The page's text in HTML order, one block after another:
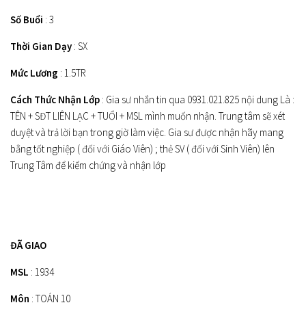
Số Buổi : 3
Thời Gian Dạy : SX
Mức Lương : 1.5TR
Cách Thức Nhận Lớp : Gia sư nhắn tin qua 0931.021.825 nội dung Là :
TÊN + SĐT LIÊN LẠC + TUỔI + MSL mình muốn nhận. Trung tâm sẽ xét
duyệt và trả lời bạn trong giờ làm việc. Gia sư được nhận hãy mang
bằng tốt nghiệp ( đối với Giáo Viên) ; thẻ SV ( đối với Sinh Viên) lên
Trung Tâm để kiểm chứng và nhận lớp
ĐÃ GIAO
MSL : 1934
Môn : TOÁN 10